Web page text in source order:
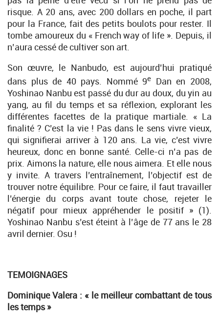
risque. A 20 ans, avec 200 dollars en poche, il part
pour la France, fait des petits boulots pour rester. Il
tombe amoureux du « French way of life ». Depuis, il
n’aura cessé de cultiver son art.
Son œuvre, le Nanbudo, est aujourd’hui pratiqué
dans plus de 40 pays. Nommé 9e Dan en 2008,
Yoshinao Nanbu est passé du dur au doux, du yin au
yang, au fil du temps et sa réflexion, explorant les
différentes facettes de la pratique martiale. « La
finalité ? C’est la vie ! Pas dans le sens vivre vieux,
qui signifierai arriver à 120 ans. La vie, c’est vivre
heureux, donc en bonne santé. Celle-ci n’a pas de
prix. Aimons la nature, elle nous aimera. Et elle nous
y invite. A travers l’entraînement, l’objectif est de
trouver notre équilibre. Pour ce faire, il faut travailler
l’énergie du corps avant toute chose, rejeter le
négatif pour mieux appréhender le positif » (1).
Yoshinao Nanbu s’est éteint à l’âge de 77 ans le 28
avril dernier. Osu !
TEMOIGNAGES
Dominique Valera : « le meilleur combattant de tous
les temps »